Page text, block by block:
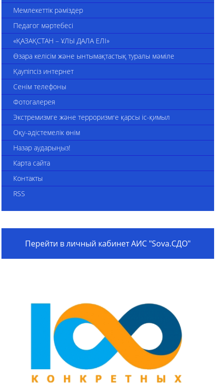
Мемлекеттік рәміздер
Педагог мәртебесі
«ҚАЗАҚСТАН – ҰЛЫ ДАЛА ЕЛІ»
Өзара келісім және ынтымақтастық туралы мәміле
Қаупіпсіз интернет
Сенім телефоны
Фотогалерея
Экстремизмге және терроризмге қарсы іс-қимыл
Оқу-әдістемелік өнім
Назар аударыңыз!
Карта сайта
Контакты
RSS
Перейти в личный кабинет АИС "Sova.СДО"